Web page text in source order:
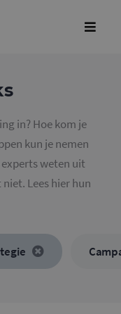
in? Hoe kom je
kun je nemen
weten uit
Lees hier hun